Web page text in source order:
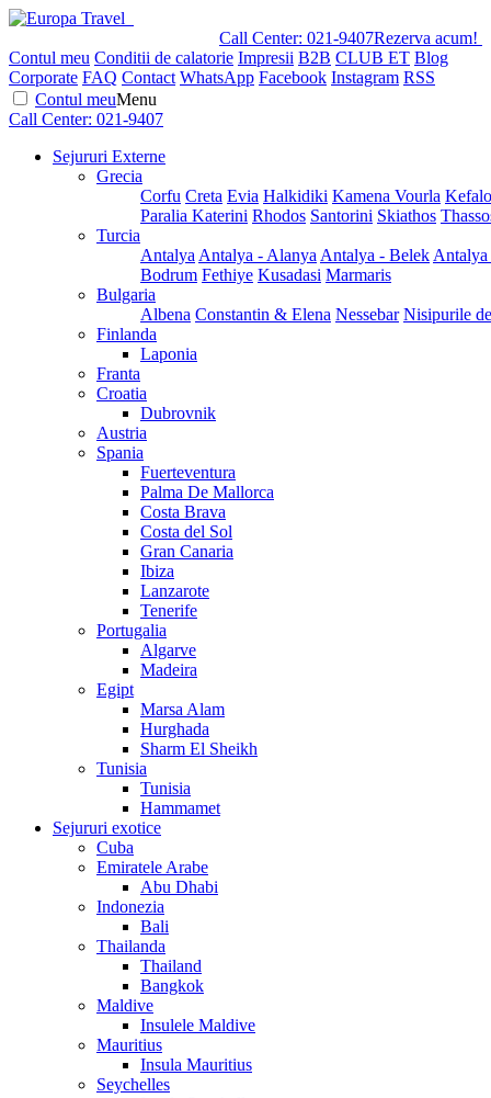
Call Center: 021-9407Rezerva acum!
Contul meu Conditii de calatorie Impresii B2B CLUB ET Blog
Corporate FAQ Contact WhatsApp Facebook Instagram RSS
Contul meuMenu
Call Center: 021-9407
Sejururi Externe
Grecia
Corfu Creta Evia Halkidiki Kamena Vourla
Paralia Katerini Rhodos Santorini Skiathos
Turcia
Antalya Antalya - Alanya Antalya - Belek
Bodrum Fethiye Kusadasi Marmaris
Bulgaria
Albena Constantin & Elena Nessebar Nisipurile
Finlanda
Laponia
Franta
Croatia
Dubrovnik
Austria
Spania
Fuerteventura
Palma De Mallorca
Costa Brava
Costa del Sol
Gran Canaria
Ibiza
Lanzarote
Tenerife
Portugalia
Algarve
Madeira
Egipt
Marsa Alam
Hurghada
Sharm El Sheikh
Tunisia
Tunisia
Hammamet
Sejururi exotice
Cuba
Emiratele Arabe
Abu Dhabi
Indonezia
Bali
Thailanda
Thailand
Bangkok
Maldive
Insulele Maldive
Mauritius
Insula Mauritius
Seychelles